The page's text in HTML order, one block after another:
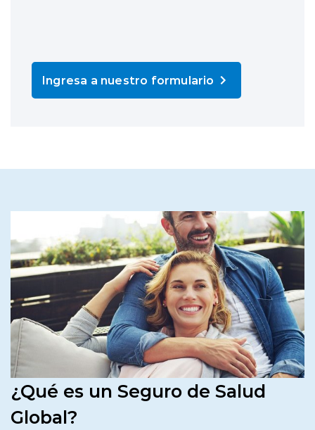
Ingresa a nuestro formulario
¿Qué es un Seguro de Salud
Global?